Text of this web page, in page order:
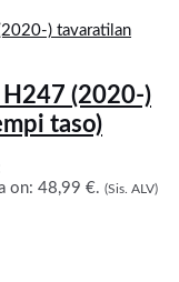
H247 (2020-)
taso)
on: 48,99 €. (Sis. ALV)